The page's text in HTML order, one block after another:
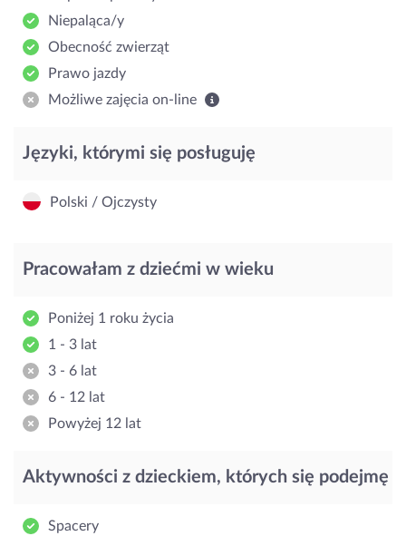
Niepaląca/y
Obecność zwierząt
Prawo jazdy
Możliwe zajęcia on-line
Języki, którymi się posługuję
Polski / Ojczysty
Pracowałam z dziećmi w wieku
Poniżej 1 roku życia
1 - 3 lat
3 - 6 lat
6 - 12 lat
Powyżej 12 lat
Aktywności z dzieckiem, których się podejmę
Spacery